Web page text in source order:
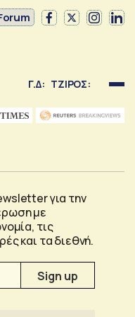
Γ.Δ: ΤΖΙΡΟΣ:
για την
με
τις
και τα διεθνή.